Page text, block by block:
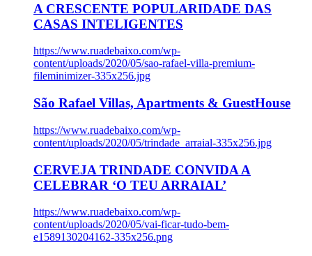
A CRESCENTE POPULARIDADE DAS
CASAS INTELIGENTES
https://www.ruadebaixo.com/wp-
content/uploads/2020/05/sao-rafael-villa-premium-
fileminimizer-335x256.jpg
São Rafael Villas, Apartments & GuestHouse
https://www.ruadebaixo.com/wp-
content/uploads/2020/05/trindade_arraial-335x256.jpg
CERVEJA TRINDADE CONVIDA A
CELEBRAR ‘O TEU ARRAIAL’
https://www.ruadebaixo.com/wp-
content/uploads/2020/05/vai-ficar-tudo-bem-
e1589130204162-335x256.png